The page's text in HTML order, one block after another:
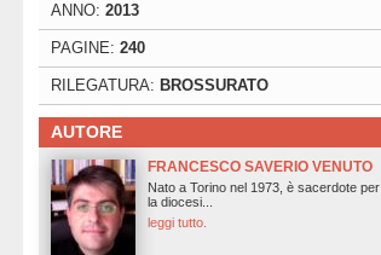
ANNO: 2013
PAGINE: 240
RILEGATURA: BROSSURATO
AUTORE
FRANCESCO SAVERIO VENUTO
Nato a Torino nel 1973, è sacerdote per
la diocesi...
leggi tutto.